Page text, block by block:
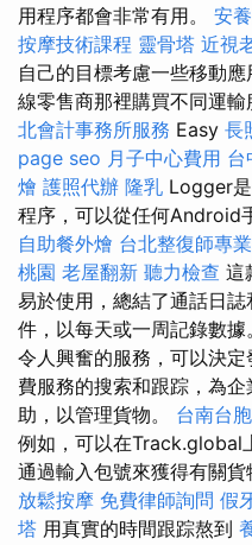
用程序都會非常有用。 安
按摩技術課程 靈骨塔 近視
自己的目標考慮一些移動
線零售商那裡購買不同運輸
北會計事務所服務 Easy 長
page seo 月子中心費用 台
燴 護照代辦 隆乳 Logger
程序，可以從任何Android
自助餐外燴 台北整復師專業
桃園 老屋翻新 聽力檢查 這
易於使用，總結了通話日
件，以每天或一周記錄數據
令人興奮的服務，可以決
費服務的搜索和跟踪，為
助，以管理貨物。 台南台
例如，可以在Track.global
通過輸入包號來獲得有關貨
放鬆按摩 免費律師詢問 假
塔 用真實的時間跟踪熬到